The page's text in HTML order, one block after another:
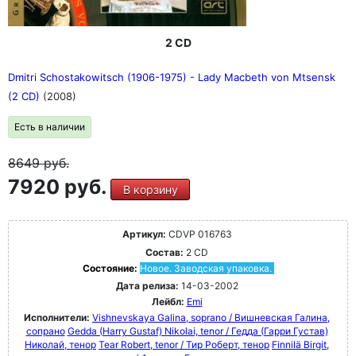
2 CD
Dmitri Schostakowitsch (1906-1975) - Lady Macbeth von Mtsensk
(2 CD) (2008)
Есть в наличии
8649руб.
7920 руб. В корзину
Артикул: CDVP 016763
Состав: 2 CD
Состояние: Новое. Заводская упаковка.
Дата релиза: 14-03-2002
Лейбл: Emi
Исполнители: Vishnevskaya Galina, soprano / Вишневская Галина,
сопрано Gedda (Harry Gustaf) Nikolai, tenor / Гедда (Гарри Густав)
Николай, тенор Tear Robert, tenor / Тир Роберт, тенор Finnilä Birgit,